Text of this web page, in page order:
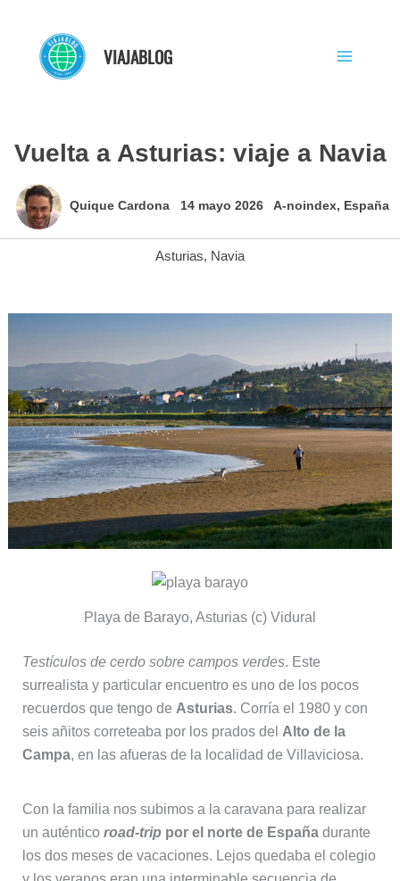
contenido
VIAJABLOG
Vuelta a Asturias: viaje a Navia
Quique Cardona 14 mayo 2026 A-noindex, España
Asturias, Navia
Playa de Barayo, Asturias (c) Vidural
Testículos de cerdo sobre campos verdes. Este
surrealista y particular encuentro es uno de los pocos
recuerdos que tengo de Asturias. Corría el 1980 y con
seis añitos correteaba por los prados del Alto de la
Campa, en las afueras de la localidad de Villaviciosa.
Con la familia nos subimos a la caravana para realizar
un auténtico road-trippor el norte de Españadurante
los dos meses de vacaciones. Lejos quedaba el colegio